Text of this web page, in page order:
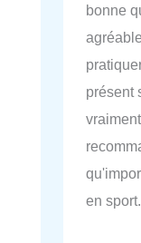
bonne
présent
en sport.